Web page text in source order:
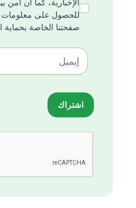
الإخبارية، كما أن أمن
للحصول على معلومات
صفحتنا الخاصة بحماية
اشتراك